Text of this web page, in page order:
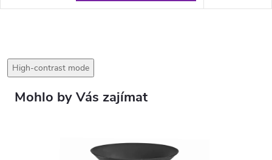
High-contrast mode